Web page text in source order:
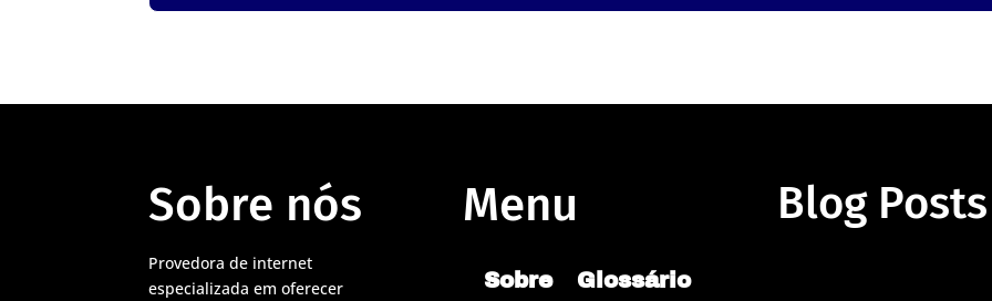
Sobre nós
Provedora de internet
especializada em oferecer
Menu
Sobre Glossário
Blog Posts